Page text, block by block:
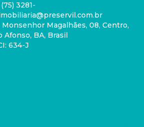
(75) 3281-
Monsenhor Magalhães, 08, Centro,
Afonso, BA, Brasil
634-J